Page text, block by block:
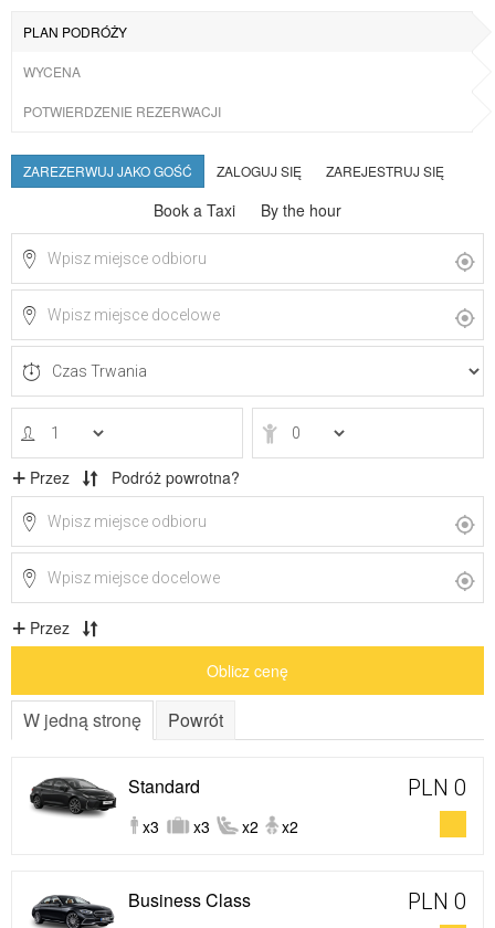
PLAN PODRÓŻY
WYCENA
POTWIERDZENIE REZERWACJI
ZAREZERWUJ JAKO GOŚĆ ZALOGUJ SIĘ ZAREJESTRUJ SIĘ
Book a Taxi By the hour
Przez Podróż powrotna?
Przez
Oblicz cenę
W jedną stronę Powrót
Standard
x3 x3 x2 x2
PLN 0
Business Class PLN 0